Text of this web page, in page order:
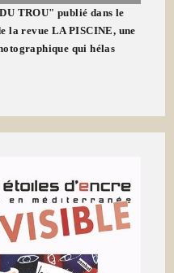
TROU" publié dans le
la revue LA PISCINE, une
qui hélas